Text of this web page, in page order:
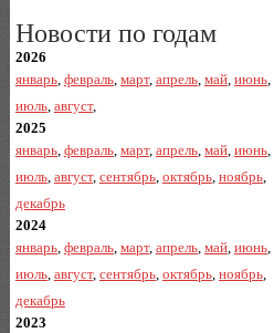
Новости по годам
2026
январь, февраль, март, апрель, май, июнь,
июль, август,
2025
январь, февраль, март, апрель, май, июнь,
июль, август, сентябрь, октябрь, ноябрь,
декабрь
2024
январь, февраль, март, апрель, май, июнь,
июль, август, сентябрь, октябрь, ноябрь,
декабрь
2023